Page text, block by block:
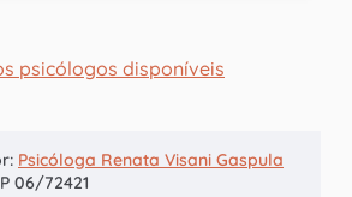
psicólogos disponíveis
Psicóloga Renata Visani Gaspula
06/72421